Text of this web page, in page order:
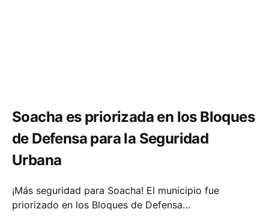
Soacha es priorizada en los Bloques
de Defensa para la Seguridad
Urbana
¡Más seguridad para Soacha! El municipio fue
priorizado en los Bloques de Defensa…